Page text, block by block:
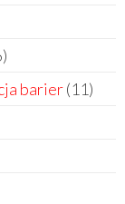
6
produktów
barier 1111